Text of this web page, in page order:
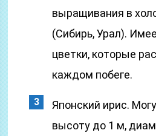
выращивания в
(Сибирь, Урал).
цветки, которые
каждом побеге.
Японский ирис.
высоту до 1 м,